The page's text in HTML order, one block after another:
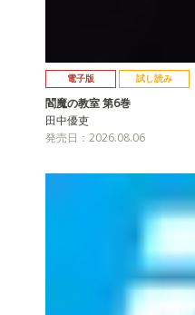
電子版 試し読み
閻魔の教室 第6巻
田中優吏
発売日：2026.08.06